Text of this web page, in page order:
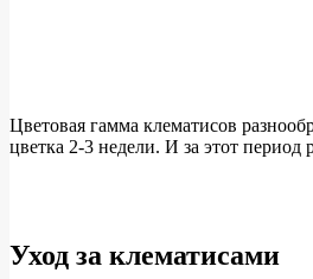
Цветовая гамма клематисов
цветка 2-3 недели. И за этот период
Уход за клематисами